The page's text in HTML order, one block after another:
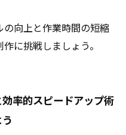
向上と作業時間の短縮
に挑戦しましょう。
率的スピードアップ術